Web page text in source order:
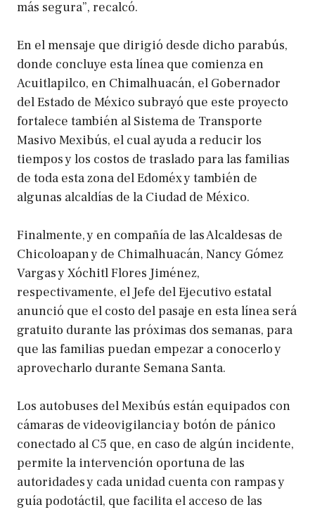
más segura”, recalcó.
En el mensaje que dirigió desde dicho parabús,
donde concluye esta línea que comienza en
Acuitlapilco, en Chimalhuacán, el Gobernador
del Estado de México subrayó que este proyecto
fortalece también al Sistema de Transporte
Masivo Mexibús, el cual ayuda a reducir los
tiempos y los costos de traslado para las familias
de toda esta zona del Edoméx y también de
algunas alcaldías de la Ciudad de México.
Finalmente, y en compañía de las Alcaldesas de
Chicoloapan y de Chimalhuacán, Nancy Gómez
Vargas y Xóchitl Flores Jiménez,
respectivamente, el Jefe del Ejecutivo estatal
anunció que el costo del pasaje en esta línea será
gratuito durante las próximas dos semanas, para
que las familias puedan empezar a conocerlo y
aprovecharlo durante Semana Santa.
Los autobuses del Mexibús están equipados con
cámaras de videovigilancia y botón de pánico
conectado al C5 que, en caso de algún incidente,
permite la intervención oportuna de las
autoridades y cada unidad cuenta con rampas y
guía podotáctil, que facilita el acceso de las